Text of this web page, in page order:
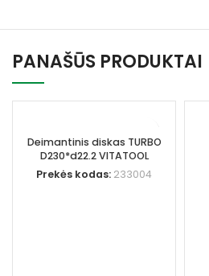
PANAŠŪS PRODUKTAI
Deimantinis diskas TURBO
D230*d22.2 VITATOOL
Prekės kodas: 233004